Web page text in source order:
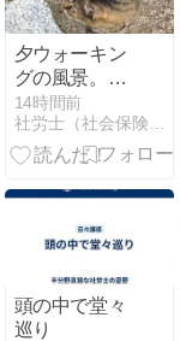
夕ウォーキン
グの風景。令
和8年8月7
日。毛もじゃ
は他の人が担
14時間前
社労士（社会保険労務士）さんのひとり言
頭の中で堂々
巡り